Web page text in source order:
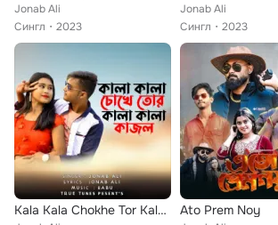
Jonab Ali
Сингл
2023
Jonab Ali
Сингл
2023
Kala Kala Chokhe Tor Kala Kala Kajal Ato Prem Noy